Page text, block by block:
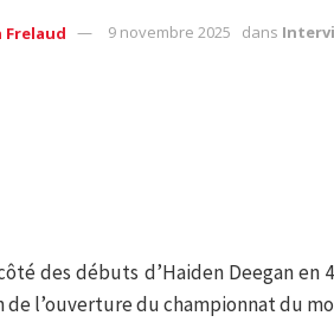
Frelaud 9 novembre 2025 dans
des débuts d’Haiden Deegan en
de l’ouverture du championnat du